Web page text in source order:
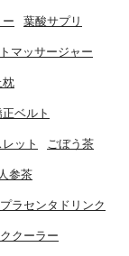
葉酸サプリ
マッサージャー
枕
ベルト
ット ごぼう茶
参茶
プラセンタドリンク
クーラー